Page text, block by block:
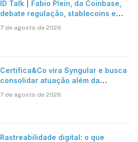
ID Talk | Fabio Plein, da Coinbase,
debate regulação, stablecoins e
7 de agosto de 2026
Certifica&Co vira Syngular e busca
consolidar atuação além da
7 de agosto de 2026
Rastreabilidade digital: o que